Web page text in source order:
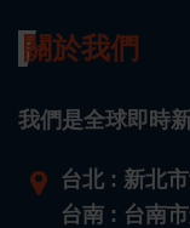
關於我們
我們是全球即時
台北 : 新北
台南 : 台南